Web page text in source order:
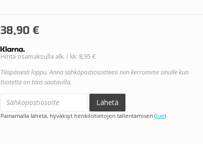
38,90 €
Hinta osamaksulla alk. / kk: 8,95 €
Tilapäisesti loppu. Anna sähköpostiosoitteesi niin kerromme sinulle kun
tuotetta on taas saatavilla.
Lähetä
Painamalla lähetä, hyväksyt henkilötietojen tallentamisen (lue)